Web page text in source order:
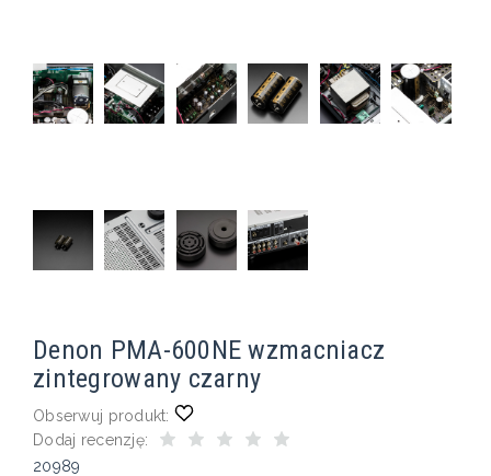
Denon PMA-600NE wzmacniacz
zintegrowany czarny
Obserwuj produkt:
Dodaj recenzję:
20989